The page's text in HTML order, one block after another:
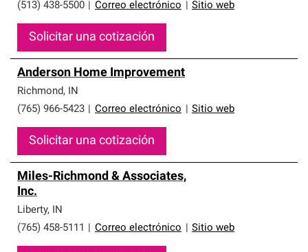
(513) 438-5500 Correo electrónico Sitio web
Solicitar una cotización
Anderson Home Improvement
Richmond, IN
(765) 966-5423
Correo electrónico Sitio web
Solicitar una cotización
Miles-Richmond & Associates,
Inc.
Liberty, IN
(765) 458-5111
Correo electrónico Sitio web